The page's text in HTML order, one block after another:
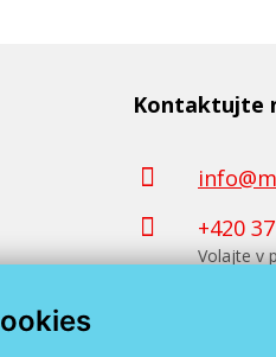
Kontaktujte
+420
Volajte v